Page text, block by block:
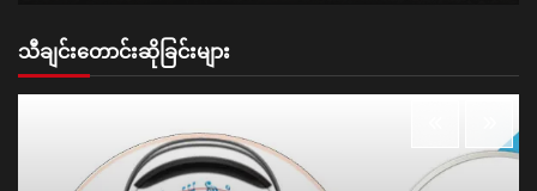
သီချင်းတောင်းဆိုခြင်းများ